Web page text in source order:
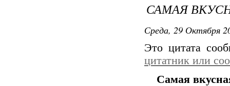
САМАЯ
Среда, 29 Октября
Это цитата
цитатник или
Самая